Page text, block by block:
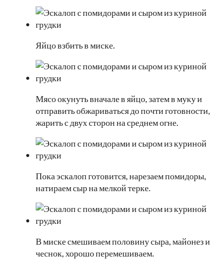
Яйцо взбить в миске.
Мясо окунуть вначале в яйцо, затем в муку и
отправить обжариваться до почти готовности,
жарить с двух сторон на среднем огне.
Пока эскалоп готовится, нарезаем помидоры,
натираем сыр на мелкой терке.
В миске смешиваем половину сыра, майонез и
чеснок, хорошо перемешиваем.